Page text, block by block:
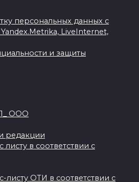
персональных данных с
LiveInternet,
и защиты
ООО
редакции
в соответствии с
листу ОТИ в соответствии с